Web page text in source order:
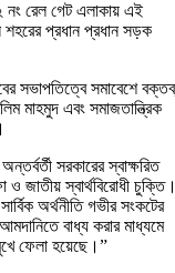
নং রেল গেট এলাকায় এই
শহরের প্রধান প্রধান সড়ক
সভাপতিত্বে সমাবেশে
মাহমুদ এবং সমাজতান্ত্রিক
সরকারের স্বাক্ষরিত
ও জাতীয় স্বার্থবিরোধী
অর্থনীতি গভীর সংকটের
বাধ্য করার মাধ্যমে
ফেলা হয়েছে।”